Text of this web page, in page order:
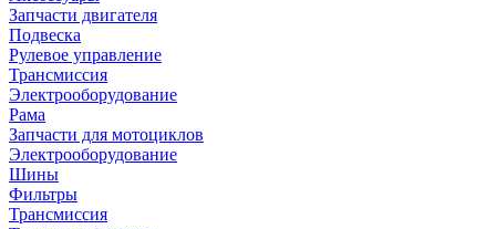
Запчасти двигателя
Подвеска
Рулевое управление
Трансмиссия
Электрооборудование
Рама
Запчасти для мотоциклов
Электрооборудование
Шины
Фильтры
Трансмиссия